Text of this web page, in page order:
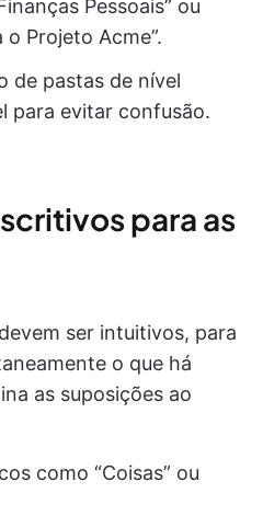
Pessoais” ou
o Projeto Acme”.
de pastas de nível
para evitar confusão.
para as
ser intuitivos, para
o que há
as suposições ao
como “Coisas” ou